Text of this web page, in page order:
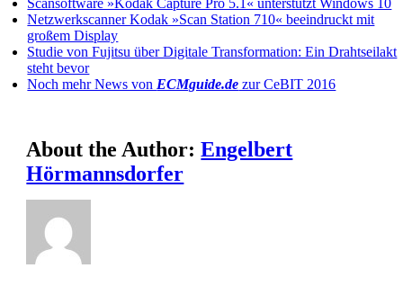
Scansoftware »Kodak Capture Pro 5.1« unterstützt Windows 10
Netzwerkscanner Kodak »Scan Station 710« beeindruckt mit
großem Display
Studie von Fujitsu über Digitale Transformation: Ein Drahtseilakt
steht bevor
Noch mehr News von ECMguide.de zur CeBIT 2016
About the Author:Engelbert
Hörmannsdorfer